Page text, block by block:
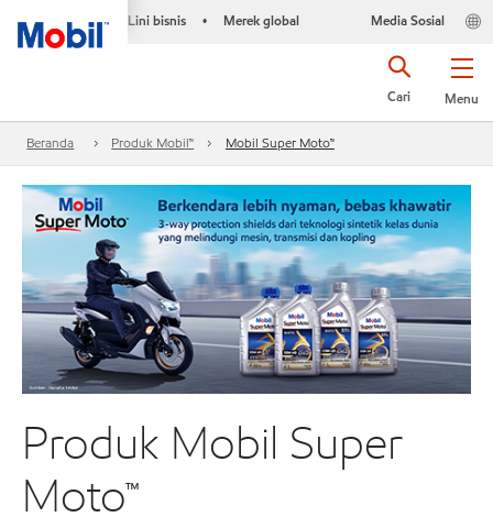
Lini bisnis • Merek global Media Sosial
Menu
Cari
Beranda Produk Mobil™ Mobil Super Moto™
Produk Mobil Super
Moto™